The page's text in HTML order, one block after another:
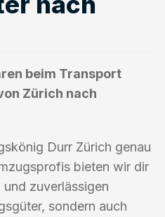
beim Transport
Zürich nach
Durr Zürich genau
bieten wir dir
zuverlässigen
sondern auch